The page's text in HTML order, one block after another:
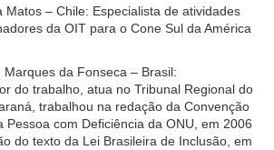
Matos – Chile: Especialista de atividades
da OIT para o Cone Sul da América
Marques da Fonseca – Brasil:
do trabalho, atua no Tribunal Regional do
trabalhou na redação da Convenção
Pessoa com Deficiência da ONU, em 2006
do texto da Lei Brasileira de Inclusão, em